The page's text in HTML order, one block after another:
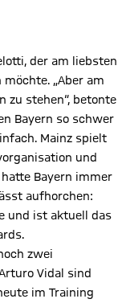
der am liebsten
„Aber am
zu stehen“, betonte
Bayern so schwer
Mainz spielt
und
Bayern immer
aufhorchen:
und ist aktuell das
zwei
Vidal sind
im Training